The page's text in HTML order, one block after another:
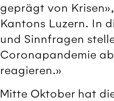
geprägt von
Kantons Luzern. In
und Sinnfragen
Coronapandemie
reagieren.»
Mitte Oktober hat